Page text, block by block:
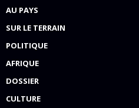
AU PAYS
SUR LE TERRAIN
POLITIQUE
AFRIQUE
DOSSIER
CULTURE